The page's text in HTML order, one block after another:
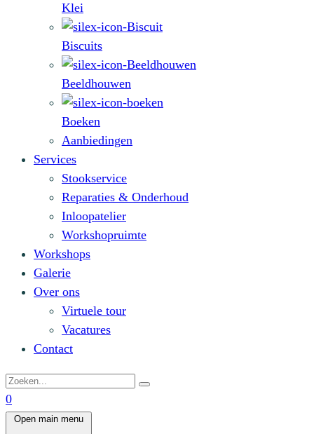
Klei
Biscuits
Beeldhouwen
Boeken
Aanbiedingen
Services
Stookservice
Reparaties & Onderhoud
Inloopatelier
Workshopruimte
Workshops
Galerie
Over ons
Virtuele tour
Vacatures
Contact
0
Open main menu